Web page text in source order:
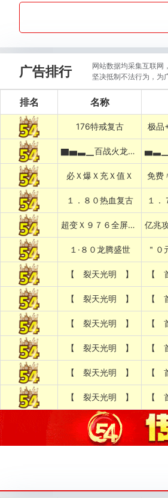
广告排行
网站数据均采集互联网
坚决抵制不法行为，为
排名 名称
176特戒复古 极品
▇▅▃▁百战火龙▁▃▅▇
必Ｘ爆Ｘ充Ｘ值Ｘ 免费
１．８０热血复古 １．
超变Ｘ９７６全屏乱炸神技
１·８０龙腾盛世 ＂０
【 裂天光明 】 【
【 裂天光明 】 【
【 裂天光明 】 【
【 裂天光明 】 【
【 裂天光明 】 【
【 裂天光明 】 【